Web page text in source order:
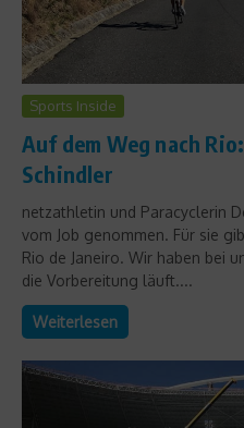
Sports Inside
Auf dem Weg nach
Schindler
netzathletin und Paracyclerin
vom Job genommen. Für sie
Rio de Janeiro. Wir haben bei
die Vorbereitung läuft....
Weiterlesen